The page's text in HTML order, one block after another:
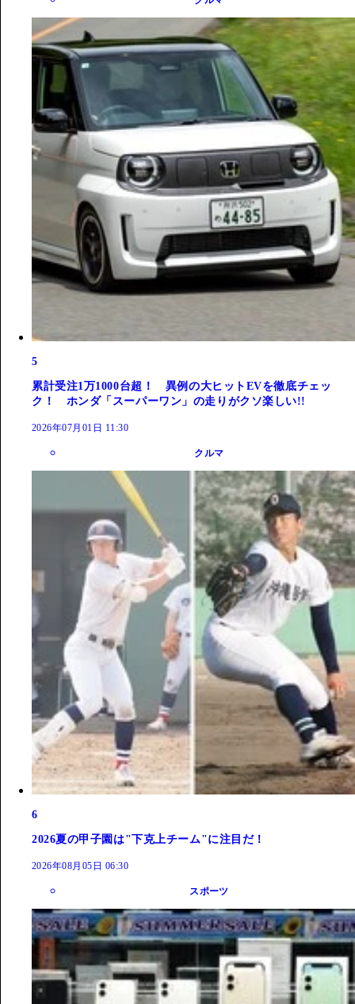
5
累計受注1万1000台超！ 異例の大ヒットEVを徹底チェッ
ク！ ホンダ「スーパーワン」の走りがクソ楽しい!!
2026年07月01日 11:30
クルマ
6
2026夏の甲子園は"下克上チーム"に注目だ！
2026年08月05日 06:30
スポーツ